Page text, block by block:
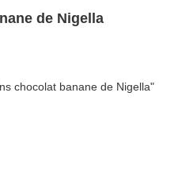
de Nigella